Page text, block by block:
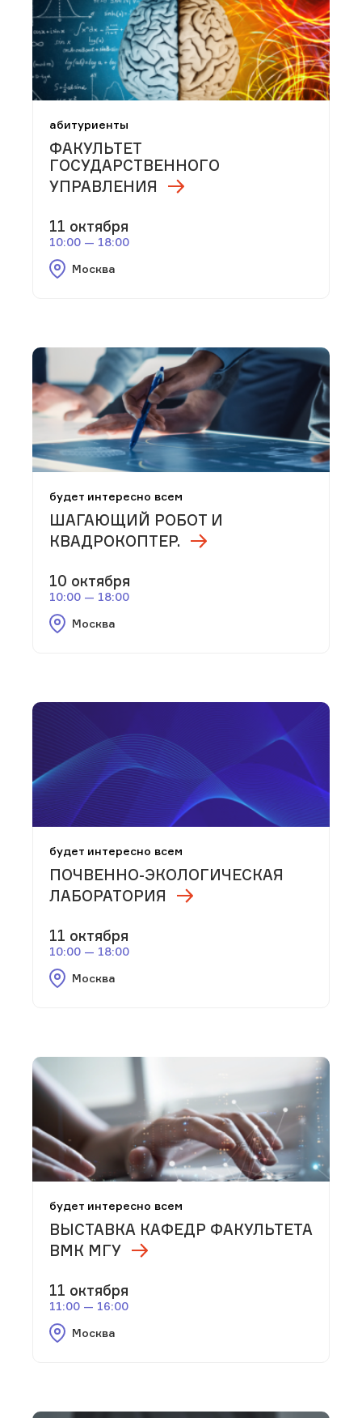
абитуриенты
ФАКУЛЬТЕТ
ГОСУДАРСТВЕННОГО
УПРАВЛЕНИЯ
11 октября
10:00 — 18:00
Москва
будет интересно всем
ШАГАЮЩИЙ РОБОТ И
КВАДРОКОПТЕР.
10 октября
10:00 — 18:00
Москва
будет интересно всем
ПОЧВЕННО-ЭКОЛОГИЧЕСКАЯ
ЛАБОРАТОРИЯ
11 октября
10:00 — 18:00
Москва
будет интересно всем
ВЫСТАВКА КАФЕДР ФАКУЛЬТЕТА
ВМК МГУ
11 октября
11:00 — 16:00
Москва